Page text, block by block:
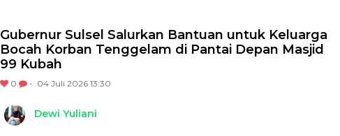
Gubernur Sulsel Salurkan Bantuan untuk Keluarga
Bocah Korban Tenggelam di Pantai Depan Masjid
99 Kubah
0 - 04 Juli 2026 13:30
Dewi Yuliani